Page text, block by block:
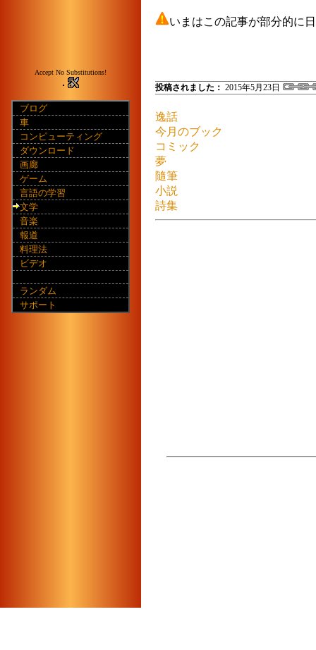
Accept No Substitutions!
ブログ
車
コンピューティング
ダウンロード
画廊
ゲーム
言語の学習
文学
音楽
報道
料理法
ビデオ
ランダム
サポート
いまはこの記事が部分的に
投稿されました： 2015年5月23日
逸話
今月のブック
コミック
夢
隨筆
小説
詩集